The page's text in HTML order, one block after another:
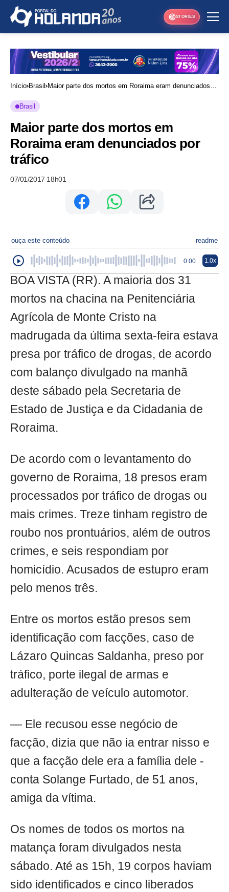
STORIES
Início Brasil
Maior parte dos mortos em Roraima eram denunciados
Brasil
Maior parte dos mortos em
Roraima eram denunciados por
tráfico
07/01/2017 18h01
ouça este conteúdo readme
0:00 1.0x
BOA VISTA (RR). A maioria dos 31
mortos na chacina na Penitenciária
Agrícola de Monte Cristo na
madrugada da última sexta-feira estava
presa por tráfico de drogas, de acordo
com balanço divulgado na manhã
deste sábado pela Secretaria de
Estado de Justiça e da Cidadania de
Roraima.
De acordo com o levantamento do
governo de Roraima, 18 presos eram
processados por tráfico de drogas ou
mais crimes. Treze tinham registro de
roubo nos prontuários, além de outros
crimes, e seis respondiam por
homicídio. Acusados de estupro eram
pelo menos três.
Entre os mortos estão presos sem
identificação com facções, caso de
Lázaro Quincas Saldanha, preso por
tráfico, porte ilegal de armas e
adulteração de veículo automotor.
— Ele recusou esse negócio de
facção, dizia que não ia entrar nisso e
que a facção dele era a família dele -
conta Solange Furtado, de 51 anos,
amiga da vítima.
Os nomes de todos os mortos na
matança foram divulgados nesta
sábado. Até as 15h, 19 corpos haviam
sido identificados e cinco liberados